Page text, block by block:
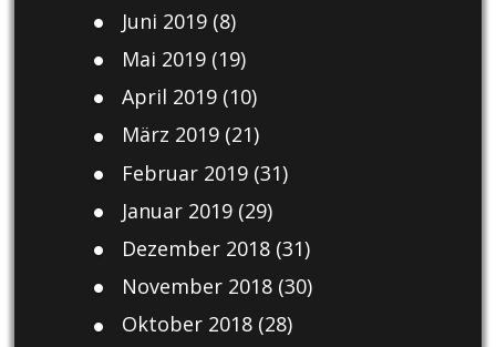
Juni 2019(8)
Mai 2019(19)
April 2019(10)
März 2019(21)
Februar 2019(31)
Januar 2019(29)
Dezember 2018(31)
November 2018(30)
Oktober 2018(28)